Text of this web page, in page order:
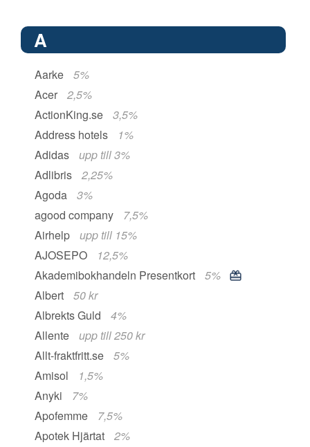
A
Aarke
5%
Acer
2,5%
ActionKing.se
3,5%
Address hotels
1%
Adidas
upp till 3%
Adlibris
2,25%
Agoda
3%
agood company
7,5%
Airhelp
upp till 15%
AJOSEPO
12,5%
Akademibokhandeln Presentkort
5%
Albert
50 kr
Albrekts Guld
4%
Allente
upp till 250 kr
Allt-fraktfritt.se
5%
Amisol
1,5%
Anyki
7%
Apofemme
7,5%
Apotek Hjärtat
2%